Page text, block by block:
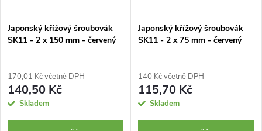
Japonský křížový šroubovák
SK11 - 2 x 150 mm - červený
170,01 Kč včetně DPH
140,50 Kč
Skladem
Japonský křížový šroubovák
SK11 - 2 x 75 mm - červený
140 Kč včetně DPH
115,70 Kč
Skladem